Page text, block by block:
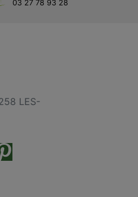
03 27 78 93 28
LES-